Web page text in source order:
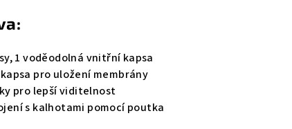
1 voděodolná vnitřní kapsa
pro uložení membrány
pro lepší viditelnost
s kalhotami pomocí poutka